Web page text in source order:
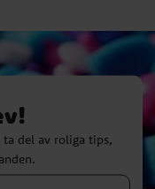
ta del av roliga tips,